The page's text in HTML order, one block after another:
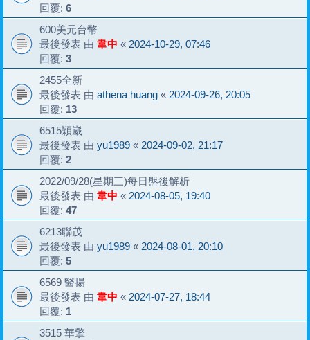
回覆: 6
600美元台幣
最後發表 由 韋中 « 2024-10-29, 07:46
回覆: 3
2455全新
最後發表 由 athena huang « 2024-09-26, 20:05
回覆: 13
6515穎崴
最後發表 由 yu1989 « 2024-09-02, 21:17
回覆: 2
2022/09/28(星期三)每日盤後解析
最後發表 由 韋中 « 2024-08-05, 19:40
回覆: 47
6213聯茂
最後發表 由 yu1989 « 2024-08-01, 20:10
回覆: 5
6569 醫揚
最後發表 由 韋中 « 2024-07-27, 18:44
回覆: 1
3515 華擎